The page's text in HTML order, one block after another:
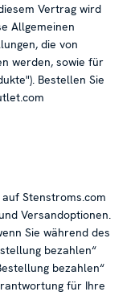
Vertrag wird
Allgemeinen
die von
werden, sowie für
Bestellen Sie
Stenstroms.com
Versandoptionen.
Sie während des
bezahlen“
bezahlen“
für Ihre